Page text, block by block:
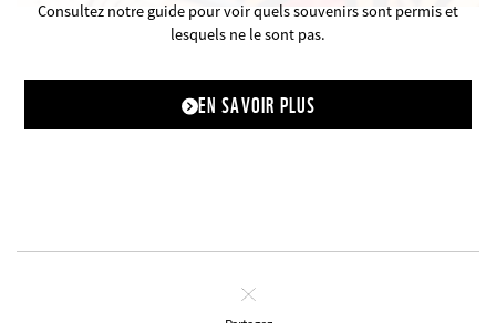
Consultez notre guide pour voir quels souvenirs sont permis et
lesquels ne le sont pas.
EN SAVOIR PLUS
Fermer